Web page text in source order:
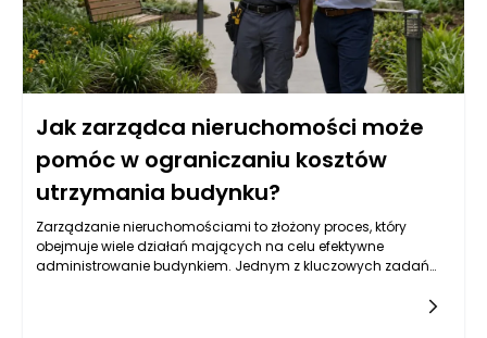
Jak zarządca nieruchomości może
pomóc w ograniczaniu kosztów
utrzymania budynku?
Zarządzanie nieruchomościami to złożony proces, który
obejmuje wiele działań mających na celu efektywne
administrowanie budynkiem. Jednym z kluczowych zadań
kosztów utrzymania budynku. W praktyce oznacza to nie tylko